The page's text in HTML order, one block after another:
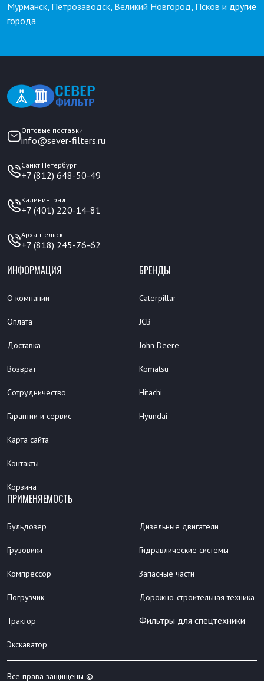
Мурманск, Петрозаводск, Великий Новгород, Псков и другие
города
Оптовые поставки
info@sever-filters.ru
Санкт Петербург
+7 (812) 648-50-49
Калининград
+7 (401) 220-14-81
Архангельск
+7 (818) 245-76-62
ИНФОРМАЦИЯ
О компании
Оплата
Доставка
Возврат
Сотрудничество
Гарантии и сервис
Карта сайта
Контакты
Корзина
БРЕНДЫ
Caterpillar
JCB
John Deere
Komatsu
Hitachi
Hyundai
ПРИМЕНЯЕМОСТЬ
Бульдозер
Грузовики
Компрессор
Погрузчик
Трактор
Экскаватор
Дизельные двигатели
Гидравлические системы
Запасные части
Дорожно-строительная техника
Фильтры для спецтехники
Все права защищены ©